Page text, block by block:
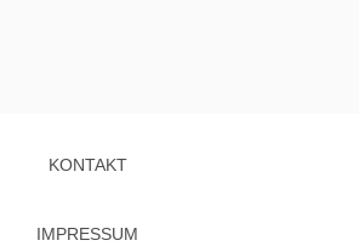
KONTAKT
IMPRESSUM